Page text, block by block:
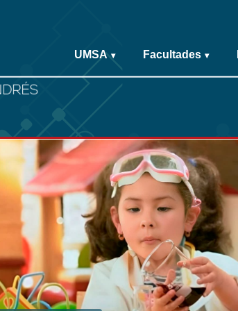
UMSA ▾ Facultades ▾